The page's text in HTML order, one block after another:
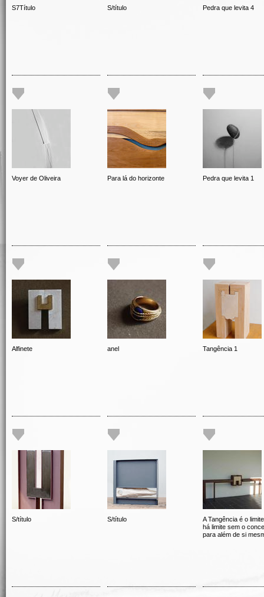
S7Título S/título Pedra que levita 4
Voyer de Oliveira Para lá do horizonte Pedra que levita 1
Alfinete anel Tangência 1
S/título S/título
A Tangência é o
há limite sem o
para além de si